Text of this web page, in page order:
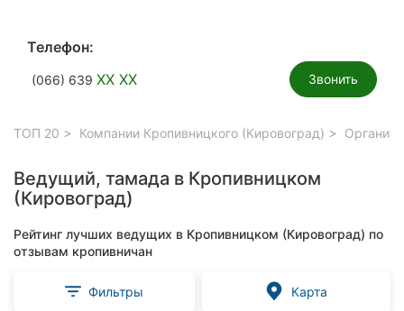
Телефон:
(066) 639 XX XX Звонить
ТОП 20 Компании Кропивницкого (Кировоград)
Ведущий, тамада в Кропивницком
(Кировоград)
Рейтинг лучших ведущих в Кропивницком (Кировоград) по
отзывам кропивничан
Фильтры Карта